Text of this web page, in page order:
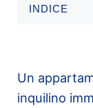
INDICE
Un
inquilino